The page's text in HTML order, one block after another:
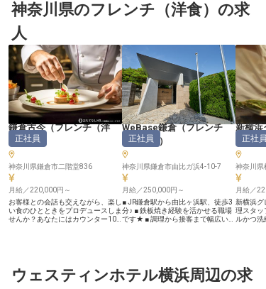
神奈川県のフレンチ（洋食）の求
人
鎌倉古今（フレンチ（洋
食））
正社員
神奈川県鎌倉市二階堂836
月給／220,000円～
お客様との会話も交えながら、楽し
い食のひとときをプロデュースしま
せんか？あなたにはカウンター10
キャリアをお持ちの方は、経験を活
かして働いていただける環境です。
WeBase鎌倉（フレンチ
（洋食） ）
正社員
神奈川県鎌倉市由比ガ浜4-10-7
月給／250,000円～
■ JR鎌倉駅から由比ヶ浜駅、徒歩3
分♪ ■ 鉄板焼き経験を活かせる職場
です★ ■ 調理から接客まで幅広いス
たの調理スキルを活かしませんか？
♪ 当施設は由比ヶ浜の海まで徒歩圏
新横浜
レンチ
正社員
神奈川県
月給／
新横浜グ
理スタッ
ルかつ洗
ださい
けるレス
ウェスティンホテル横浜周辺の求